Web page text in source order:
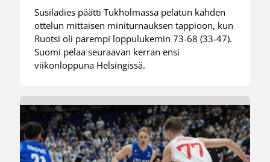
Susiladies päätti Tukholmassa pelatun kahden
ottelun mittaisen miniturnauksen tappioon, kun
Ruotsi oli parempi loppulukemin 73-68 (33-47).
Suomi pelaa seuraavan kerran ensi
viikonloppuna Helsingissä.